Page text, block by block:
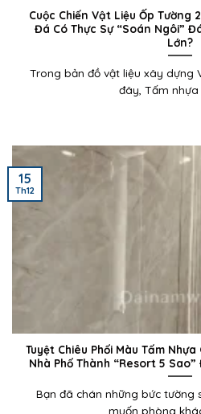
Cuộc Chiến Vật Liệu Ốp Tường
Đá Có Thực Sự “Soán Ngôi”
Lớn?
Trong bản đồ vật liệu xây dựng
đây, Tấm nhựa
Tuyệt Chiêu Phối Màu Tấm
Nhà Phố Thành “Resort 5
Bạn đã chán những bức tường
muốn phòng
15
Th12